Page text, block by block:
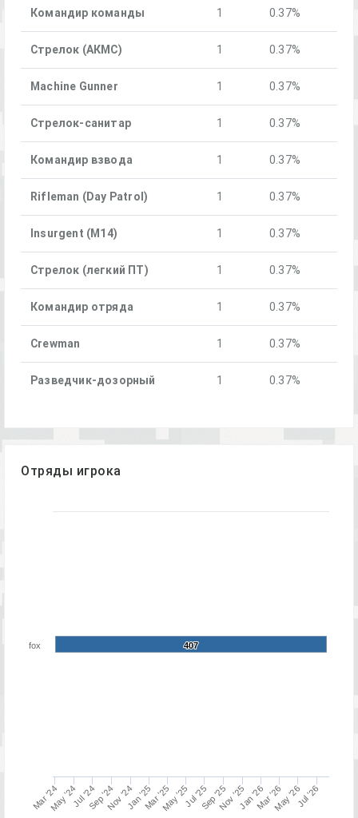
Командир команды 1 0.37%
Стрелок (АКМС) 1 0.37%
Machine Gunner 1 0.37%
Стрелок-санитар 1 0.37%
Командир взвода 1 0.37%
Rifleman (Day Patrol) 1 0.37%
Insurgent (M14) 1 0.37%
Стрелок (легкий ПТ) 1 0.37%
Командир отряда 1 0.37%
Crewman 1 0.37%
Разведчик-дозорный 1 0.37%
Отряды игрока
407
407
Mar '24May '24Jul '24Sep '24Nov '24Jan '25Mar '25May '25Jul '25Sep '25Nov '25Jan '26Mar '26May '26Jul '26
fox